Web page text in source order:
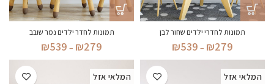
תמונות לחדרי ילדים שחור לבן
₪279
–
₪539
עד
תמונות לחדר ילדים נמר שובב
₪279
–
₪539
עד
המלאי אזל
המלאי אזל